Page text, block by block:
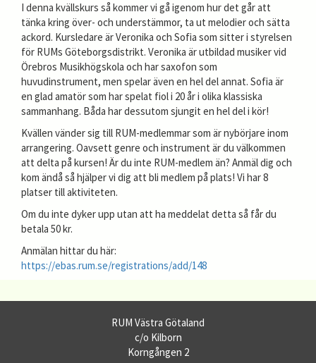
I denna kvällskurs så kommer vi gå igenom hur det går att
tänka kring över- och understämmor, ta ut melodier och sätta
ackord. Kursledare är Veronika och Sofia som sitter i styrelsen
för RUMs Göteborgsdistrikt. Veronika är utbildad musiker vid
Örebros Musikhögskola och har saxofon som
huvudinstrument, men spelar även en hel del annat. Sofia är
en glad amatör som har spelat fiol i 20 år i olika klassiska
sammanhang. Båda har dessutom sjungit en hel del i kör!
Kvällen vänder sig till RUM-medlemmar som är nybörjare inom
arrangering. Oavsett genre och instrument är du välkommen
att delta på kursen! Är du inte RUM-medlem än? Anmäl dig och
kom ändå så hjälper vi dig att bli medlem på plats! Vi har 8
platser till aktiviteten.
Om du inte dyker upp utan att ha meddelat detta så får du
betala 50 kr.
Anmälan hittar du här:
https://ebas.rum.se/registrations/add/148
RUM Västra Götaland
c/o Kilborn
Korngången 2